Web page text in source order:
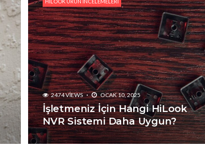
2474 VIEWS OCAK 10, 2025
İşletmeniz İçin Hangi HiLook
NVR Sistemi Daha Uygun?